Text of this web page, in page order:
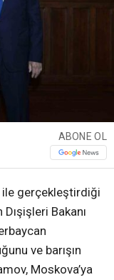
ABONE OL
ile gerçekleştirdiği
Bakanı
ve barışın
Moskova’ya